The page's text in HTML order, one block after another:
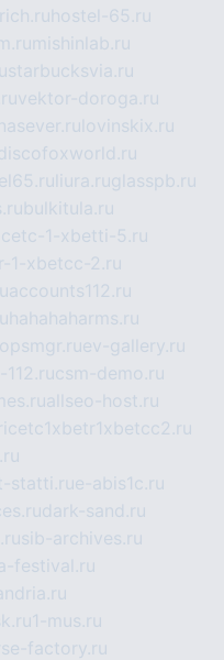
hostel-65.ru
mishinlab.ru
starbucksvia.ru
vektor-doroga.ru
lovinskix.ru
liura.ruglasspb.ru
bulkitula.ru
1-xbetti-5.ru
1-xbetcc-2.ru
accounts112.ru
hahahaharms.ru
opsmgr.ruev-gallery.ru
csm-demo.ru
allseo-host.ru
statti.rue-abis1c.ru
dark-sand.ru
sib-archives.ru
festival.ru
1-mus.ru
factory.ru